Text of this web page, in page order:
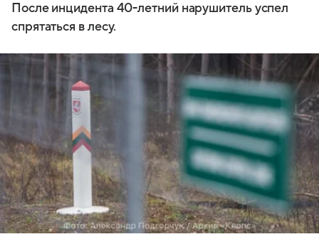
После инцидента 40-летний нарушитель успел
спрятаться в лесу.